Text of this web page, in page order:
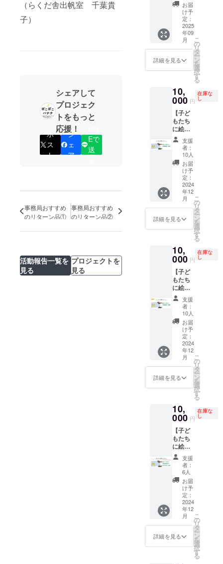
（らくだ舎出帆室 千葉貴
子）
シェアして
プロジェク
トをもっと
応援！
ポ
ス
ト
シ
ェ
ア
Eで
送
事務局おすすめ
のリターン品①
事務局おすすめ
のリターン品②
活動報告一覧を
見る
プロジェクトを
見る
ト終了
後に印
刷する
ため、
お届け
は2024
年12月
の予定
に感謝
のメッ
セージ
スタン
プを押
した支
援者の
方だけ
カード
です。
セージ
カード
の大き
さは、
ハガキ
サイズ
の1/2程
度で
す。 ※
クリッ
クポス
ト（ポ
ストに
投函す
ス）で
お送り
する予
定で
す。 ※
プロ
ジェク
ト終了
後に印
刷する
ため、
お届け
は2024
年12月
の予定
※ 個人
名での
す。
予定）
にお気
持ちを
のせて
いただ
く応援
価格で
す。 ※
プロ
後に印
刷する
ため、
お届け
は2024
年12月
の予定
です。
ぜて手
漉きで
紙を
作って
くれま
した。
その紙
に感謝
のメッ
スタン
プを押
した支
援者の
方だけ
にお届
けする
特別な
カード
です。
・メッ
セージ
カード
の大き
さは、
ハガキ
サイズ
の1/2程
度で
メッ
セージ
カード
は絵本
それぞ
れにお
つけし
ますの
で、５
枚にな
りま
す。 ※
メッ
セージ
カード
は絵本1
冊につ
き1枚、
けしま
す。 ※
レター
パック
でお送
りする
予定で
す。送
付先は1
箇所の
みで、
分納は
できま
せんの
でご了
承くだ
さい。
届け予
定で
す。 ※
絵本は
ついて
いませ
ご注意
くださ
バナナ
の皮で
作った
メッ
セージ
の気持
ちを込
メール
▼絵本
『バナ
ナのら
んとご
ん』に
ついて
判
型：
22cm×
22cm
ペー
ジ数：
32p（予
定）
ラー：
フルカ
製本：
ハード
カ
バー、
中ミシ
ン綴じ
本文
ペー
ジ：
FSC認
証紙ま
たは環
境配慮
紙を使
用 目
標金額
が集ま
れば、
一部ワ
ネット
バナナ
ペー
パー
20%
（c）を
使用 ▼
バラン
ゴンバ
ナナに
ついて
・原産
国：
フィリ
ピン ・
重
量 ：
3kg(25
本程度)
にした
レシピ
も、オ
リジナ
ルのレ
シピも
れてい
ます。
て作っ
たもの
もあれ
ば、オ
リジナ
ルのレ
シピも
ありま
す。 ・
オリジ
ナルバ
ナナ
ジュー
ス、バ
ジュ
スー
フレン
チトー
スト風
揚げパ
ンなど
レシピ
20種類
を掲載
予定で
す。 ・
レシピ
集は
メール
にて
データ
いたし
ます。
外バラ
ンゴン
バナナ
につい
て ・原
産国：
フィリ
ピン ・
量 ：
10kg(8
0本ほ
ど) ・規
格外の
バナナ
ですの
で、バ
ナナの
状態に
も同封
しま
す。 ＜
リター
ン内容
＞ ・
コー
ヒー(東
200g ×1
袋 ・マ
スコバ
ド糖か
りんと
う
80g×２
袋 ・
リーフ
レット
『P to P
NEWS
』1部
・感謝
の気持
ちを込
礼の
メール
て ・ア
ジアの
コー
ヒー
東ティ
モール
（粉）
原材
料名：
コー
ヒー豆
内容
量：
200g/袋
東ティ
モール
高温多
湿を避
けてく
ださい
使用
上の注
意：開
封後は
なるべ
く早く
使用し
てくだ
さい
販売
者：
オル
ター・
のほ
か、幼
稚園、
保育園
のイベ
ントな
ど、つ
ながり
ントし
たいと
いう方
にもお
すすめ
です。
＜リ
ターン
内容＞
・キッ
チン
カー出
張を呼
べる権
利 ・感
持ちを
込めた
▼キッ
チン
カー出
張時に
提供す
る商品
・バラ
ンゴン
バナナ
ジュー
ス（お
よそ80
杯分）
（規
ンバナ
ナ10kg
アト
レード
コー
ヒー
（およ
そ50杯
分） ・
規格外
バラン
ゴンバ
ナナ
（10kg
・80本
程度）
▼出張
て ・有
効期
・NPO
法人
APLAの
スタッ
フが、
ご指定
の施設
やイベ
本の読
み聞か
心に、
現地の
写真や
クイズ
なども
盛り込
んだ参
加型の
ワーク
ショッ
プを行
いま
す。 ・
当日に
ナナ
10kgを
お届け
しま
す。実
際に規
格外バ
ランゴ
ンバナ
ナを見
て、食
べても
らうこ
とがで
きま
リター
ン内容
（NPO
法人
APLAス
タッ
フ・東
京都内
のみ）
・規格
外バラ
ンゴン
バナナ
10kg(8
0本程
度) ・感
込めた
お礼の
バラン
ゴンバ
ナナの
お話を
聞きた
いと
思って
くださ
る方向
です。
・任意
の日時
で、
NPO法
人APLA
のス
タッフ
を講師
に、現
地の写
真やク
イズな
ども盛
り込ん
だオン
ライン
催して
いただ
す。対
象年齢
によ
り、絵
本を活
用した
ワーク
ショッ
プも対
応でき
ます。
・フー
ドロス
やフェ
したい
と考え
ている
法人・
団体で
の研修
として
もぜひ
ご利用
くださ
い。 ＜
リター
ン内容
＞ ・オ
ンライ
講師派
遣・
お届
け予
定：
2025
年09
月
詳細を見る
こ
の
リ
タ
ー
ン
を
選
択
す
る
10,
000 円
在庫な
し
【子ど
もたち
に絵本
を贈る
プラ
ン】 ・
子ども
たちに
絵本を
寄贈し
たいと
思って
くださ
る方向
けのリ
・絵本
『バナ
ナのら
んとご
ん』
を、
NPO法
人APLA
とつな
がりの
ある幼
稚園、
保育
園、学
童クラ
ブに寄
贈しま
＞ ・絵
本３冊
贈 ・感
謝の気
持ちを
込めた
お礼の
メール
・寄贈
先のご
報告
メール
▼寄贈
先につ
いて 寄
贈先に
支援
者：
10人
お届
け予
定：
2024
年12
月
詳細を見る
こ
の
リ
タ
ー
ン
を
選
択
す
る
10,
000 円
在庫な
し
【子ど
もたち
に絵本
を贈る
プラ
ン】 た
くさん
の支援
をいた
だいて
完売し
たの
で、寄
贈先を
広げて
た！ ・
子ども
たちに
絵本を
寄贈し
たいと
思って
くださ
る方向
けのリ
ターン
です。
・絵本
『バナ
ナのら
んとご
ん』を
人APLA
支援
者：
10人
お届
け予
定：
2024
年12
月
詳細を見る
こ
の
リ
タ
ー
ン
を
選
択
す
る
10,
000 円
在庫な
し
【子ど
もたち
に絵本
を贈る
プラ
ン】\\ 那
智勝浦
町内保
育所に
寄贈 //
この絵
本の共
同出版
元であ
る「ら
支援
者：
6人
お届
け予
定：
2024
年12
月
詳細を見る
こ
の
リ
タ
ー
ン
を
選
択
す
る